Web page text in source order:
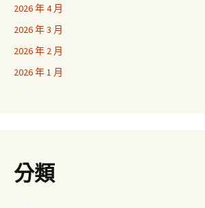
2026 年 4 月
2026 年 3 月
2026 年 2 月
2026 年 1 月
分類